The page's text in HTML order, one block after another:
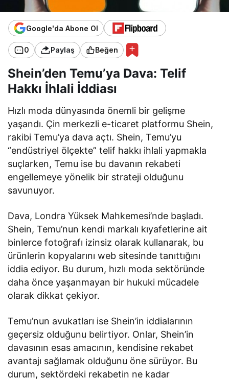
Google'da Abone Ol
0 Paylaş Beğen
Shein’den Temu’ya Dava: Telif
Hakkı İhlali İddiası
Hızlı moda dünyasında önemli bir gelişme
yaşandı. Çin merkezli e-ticaret platformu Shein,
rakibi Temu’ya dava açtı. Shein, Temu’yu
“endüstriyel ölçekte” telif hakkı ihlali yapmakla
suçlarken, Temu ise bu davanın rekabeti
engellemeye yönelik bir strateji olduğunu
savunuyor.
Dava, Londra Yüksek Mahkemesi’nde başladı.
Shein, Temu’nun kendi markalı kıyafetlerine ait
binlerce fotoğrafı izinsiz olarak kullanarak, bu
ürünlerin kopyalarını web sitesinde tanıttığını
iddia ediyor. Bu durum, hızlı moda sektöründe
daha önce yaşanmayan bir hukuki mücadele
olarak dikkat çekiyor.
Temu’nun avukatları ise Shein’in iddialarının
geçersiz olduğunu belirtiyor. Onlar, Shein’in
davasının esas amacının, kendisine rekabet
avantajı sağlamak olduğunu öne sürüyor. Bu
durum, sektördeki rekabetin ne kadar